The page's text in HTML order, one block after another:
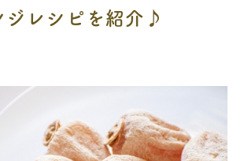
ジレシピを紹介♪